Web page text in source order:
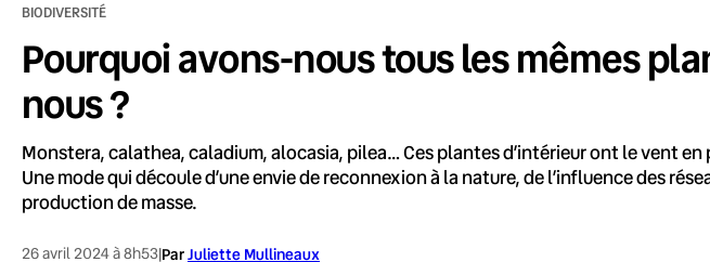
BIODIVERSITÉ
Pourquoi avons-nous tous les mêmes
nous ?
Monstera, calathea, caladium, alocasia, pilea… Ces plantes d’intérieur ont le vent en
Une mode qui découle d’une envie de reconnexion à la nature, de l’influence des
production de masse.
26 avril 2024 à 8h53|ParJuliette Mullineaux